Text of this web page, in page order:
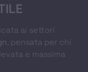
ai settori
, pensata per chi
e massima